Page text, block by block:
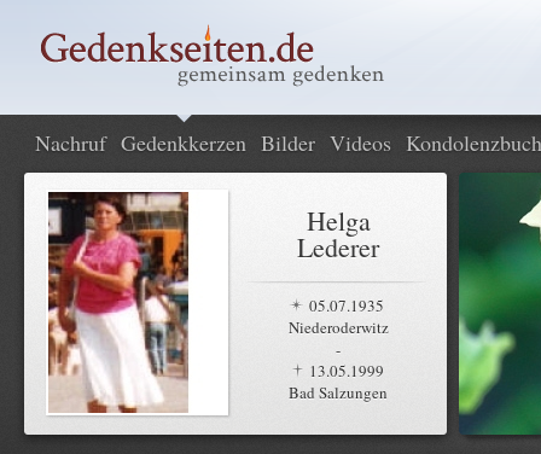
Nachruf Gedenkkerzen Bilder Videos Kondolenzbuch
Helga
Lederer
05.07.1935
Niederoderwitz
-
13.05.1999
Bad Salzungen